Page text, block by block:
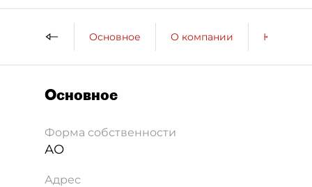
Основное О компании
Основное
Форма собственности
АО
Адрес